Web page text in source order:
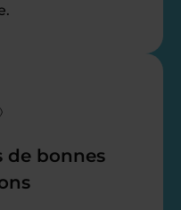
de bonnes